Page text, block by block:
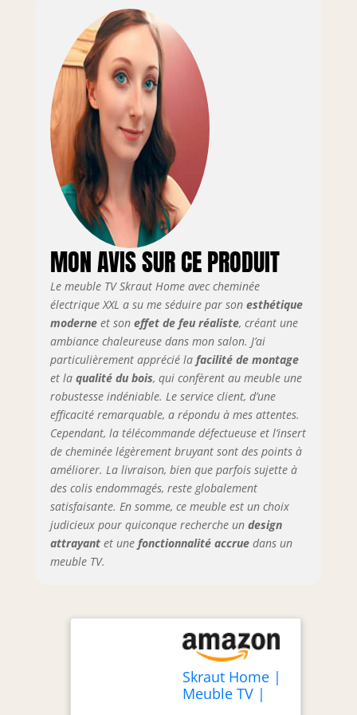
niveaux
d'intensité. Meuble
TV avec porte,
grande capacité de
rangement.
Dimensions du
module: 51 cm. de
largeur, 45 cm. de
hauteur, 35 cm. de
profondeur.
Couleur chêne et
noir avec un
poreux au touché
de haute qualité.
Module de
cheminée à Led.
Dimensions du
module : 107 cm
de large, 45 cm de
haut, 35 cm de
profondeur,
couleur chêne avec
un veinage du bois
poreux au touché
de haute qualité.
Montage facile : les
meubles Skraut
Home sont faciles
à monter grâce à
des instructions
pouvez profiter de
votre nouveau
meuble en un
temps record.
Garantie : Les
produits Skraut
MON AVIS SUR CE PRODUIT
Le meuble TV Skraut Home avec cheminée
électrique XXL a su me séduire par son esthétique
moderneet son effet de feu réaliste, créant une
ambiance chaleureuse dans mon salon. J’ai
particulièrement apprécié la facilité de montage
et la qualité du bois, qui confèrent au meuble une
robustesse indéniable. Le service client, d’une
efficacité remarquable, a répondu à mes attentes.
Cependant, la télécommande défectueuse et l’insert
de cheminée légèrement bruyant sont des points à
améliorer. La livraison, bien que parfois sujette à
des colis endommagés, reste globalement
satisfaisante. En somme, ce meuble est un choix
judicieux pour quiconque recherche un design
attrayantet une fonctionnalité accruedans un
meuble TV.
Skraut Home |
Meuble TV |